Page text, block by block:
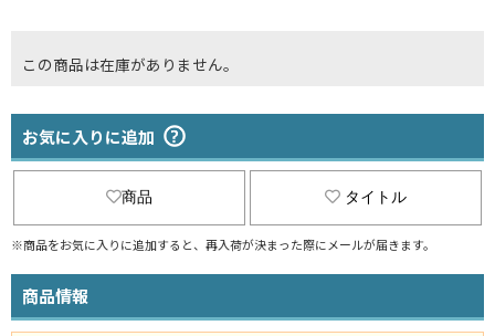
この商品は在庫がありません。
お気に入りに追加
商品 タイトル
※商品をお気に入りに追加すると、再入荷が決まった際にメールが届きます。
商品情報